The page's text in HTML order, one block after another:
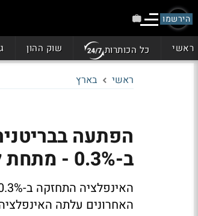
הירשמו
ראשי כל הכותרות שוק ההון
ראשי בארץ
הפתעה
ב-0.3% - מתחת לתחזיות
האחרונים עלתה האינפלציה